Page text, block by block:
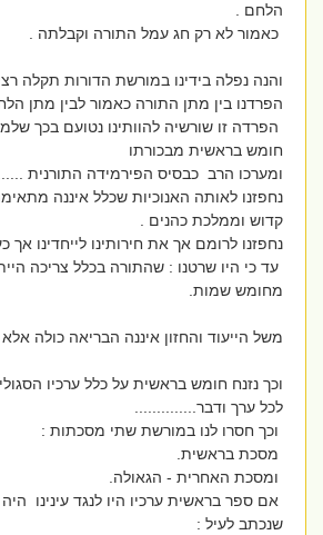
הלחם .
כאמור לא רק חג עמל התורה וקבלתה .
והנה נפלה בידינו במורשת הדורות תקלה
הפרדנו בין מתן התורה כאמור לבין מתן
הפרדה זו שורשיה להוותינו נטועם בכך
חומש בראשית מבכורתו
ומערכו הרב כבסיס הפירמידה התורנית ......
נחפזנו לאותה האנוכיות שכלל איננה מתאימה
קדוש וממלכת כהנים .
נחפזנו לרומם אך את חירותינו לייחדינו אך
עד כי היו שרטנו : שהתורה בכלל צריכה
מחומש שמות.
משל הייעוד והחזון איננה הבריאה כולה אלא
וכך נזנח חומש בראשית על כלל ערכיו
לכל ערך ודבר..............
וכך חסרו לנו במורשת שתי מסכתות :
מסכת בראשית.
ומסכת האחרית - הגאולה.
אם ספר בראשית ערכיו היו לנגד עינינו היה
שנכתב לעיל :